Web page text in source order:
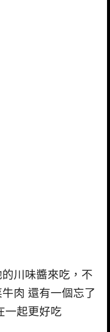
川味醬來吃，不
肉 還有一個忘了
一起更好吃